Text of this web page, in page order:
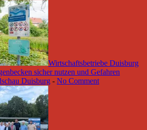
Wirtschaftsbetriebe Duisburg
sicher nutzen und Gefahren
Duisburg - No Comment